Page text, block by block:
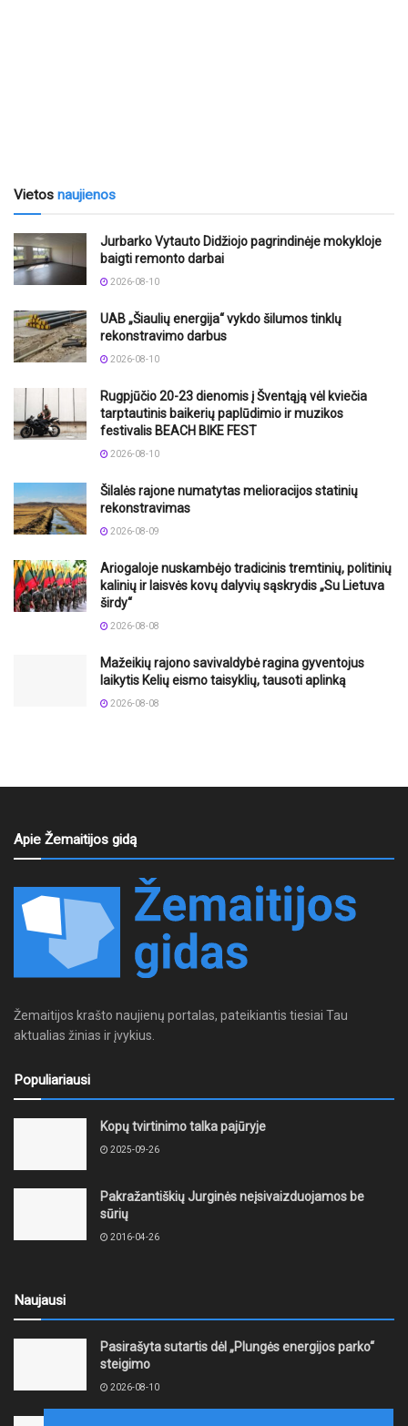
Vietos naujienos
Jurbarko Vytauto Didžiojo pagrindinėje mokykloje
baigti remonto darbai
2026-08-10
UAB „Šiaulių energija“ vykdo šilumos tinklų
rekonstravimo darbus
2026-08-10
Rugpjūčio 20-23 dienomis į Šventąją vėl kviečia
tarptautinis baikerių paplūdimio ir muzikos
festivalis BEACH BIKE FEST
2026-08-10
Šilalės rajone numatytas melioracijos statinių
rekonstravimas
2026-08-09
Ariogaloje nuskambėjo tradicinis tremtinių, politinių
kalinių ir laisvės kovų dalyvių sąskrydis „Su Lietuva
širdy“
2026-08-08
Mažeikių rajono savivaldybė ragina gyventojus
laikytis Kelių eismo taisyklių, tausoti aplinką
2026-08-08
Apie Žemaitijos gidą
Žemaitijos krašto naujienų portalas, pateikiantis tiesiai Tau
aktualias žinias ir įvykius.
Populiariausi
Kopų tvirtinimo talka pajūryje
2025-09-26
Pakražantiškių Jurginės neįsivaizduojamos be
sūrių
2016-04-26
Naujausi
Pasirašyta sutartis dėl „Plungės energijos parko“
steigimo
2026-08-10